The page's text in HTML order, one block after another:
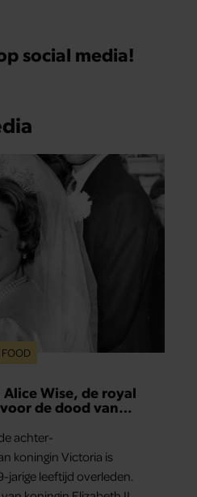
social media!
FOOD
Wise, de royal
de dood van
achter-
koningin Victoria is
jarige leeftijd overleden.